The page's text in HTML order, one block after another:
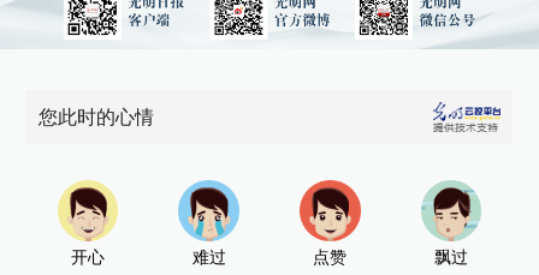
您此时的心情
开心 难过 点赞 飘过